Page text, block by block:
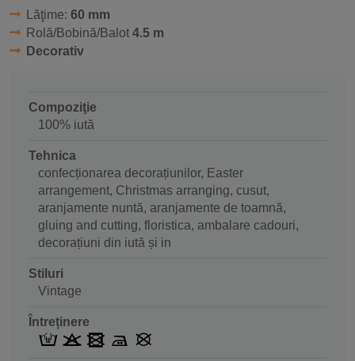
Lăţime: 60 mm
Rolă/Bobină/Balot 4.5 m
Decorativ
Compoziţie
100% iută
Tehnica
confecționarea decorațiunilor, Easter
arrangement, Christmas arranging, cusut,
aranjamente nuntă, aranjamente de toamnă,
gluing and cutting, floristica, ambalare cadouri,
decorațiuni din iută și in
Stiluri
Vintage
Întreținere